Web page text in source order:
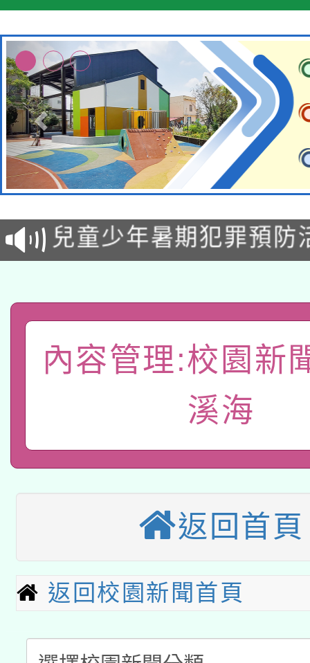
有關原住民族委員會
公告之原住民族歲時祭
兒童少年暑期犯罪預防
答一案
有關本府115年70歲以
人員健康講座「吃得安
心」，鼓勵退休同仁踴
案。
本校115學年度第2次
招甄選結果公告(無人
招)
本館辦理115年度閱讀
暨閱讀推動專業研習
科技賦能─人工智慧
「數位內容與教學軟體
有關大陸委員會函釋公
薪期間赴陸應申請許可
有關原住民族委員會
公告之原住民族歲時祭
一案。
兒童少年暑期犯罪預防
答一案
有關本府115年70歲以
人員健康講座「吃得安
本校115學年度第2次
內容管理:校園新
溪海
返回首頁
返回校園新聞首頁